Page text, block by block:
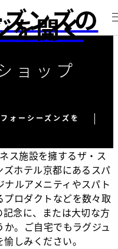
ンズの
を開く
ョップ
ォーシーズンズを
ス施設を擁するザ・ス
ホテル京都にあるスパ
ルアメニティやスパト
ロダクトなどを数々取
念に、または大切な方
。ご自宅でもラグジュ
しみください。